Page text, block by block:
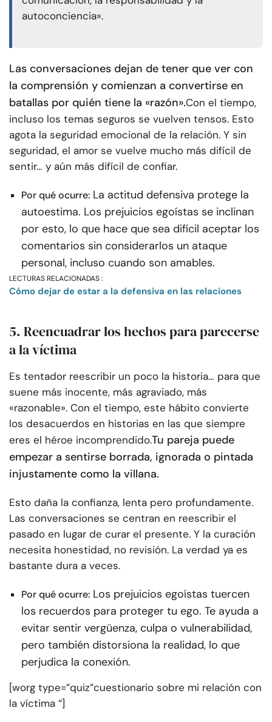
autoconciencia».
Las conversaciones dejan de tener que ver con
la comprensión y comienzan a convertirse en
batallas por quién tiene la «razón».Con el tiempo,
incluso los temas seguros se vuelven tensos. Esto
agota la seguridad emocional de la relación. Y sin
seguridad, el amor se vuelve mucho más difícil de
sentir… y aún más difícil de confiar.
Por qué ocurre: La actitud defensiva protege la
autoestima. Los prejuicios egoístas se inclinan
por esto, lo que hace que sea difícil aceptar los
comentarios sin considerarlos un ataque
personal, incluso cuando son amables.
LECTURAS RELACIONADAS :
Cómo dejar de estar a la defensiva en las relaciones
5. Reencuadrar los hechos para parecerse
a la víctima
Es tentador reescribir un poco la historia… para que
suene más inocente, más agraviado, más
«razonable». Con el tiempo, este hábito convierte
los desacuerdos en historias en las que siempre
eres el héroe incomprendido.Tu pareja puede
empezar a sentirse borrada, ignorada o pintada
injustamente como la villana.
Esto daña la confianza, lenta pero profundamente.
Las conversaciones se centran en reescribir el
pasado en lugar de curar el presente. Y la curación
necesita honestidad, no revisión. La verdad ya es
bastante dura a veces.
Por qué ocurre: Los prejuicios egoístas tuercen
los recuerdos para proteger tu ego. Te ayuda a
evitar sentir vergüenza, culpa o vulnerabilidad,
pero también distorsiona la realidad, lo que
perjudica la conexión.
[worg type=”quiz”cuestionario sobre mi relación con
la víctima “]